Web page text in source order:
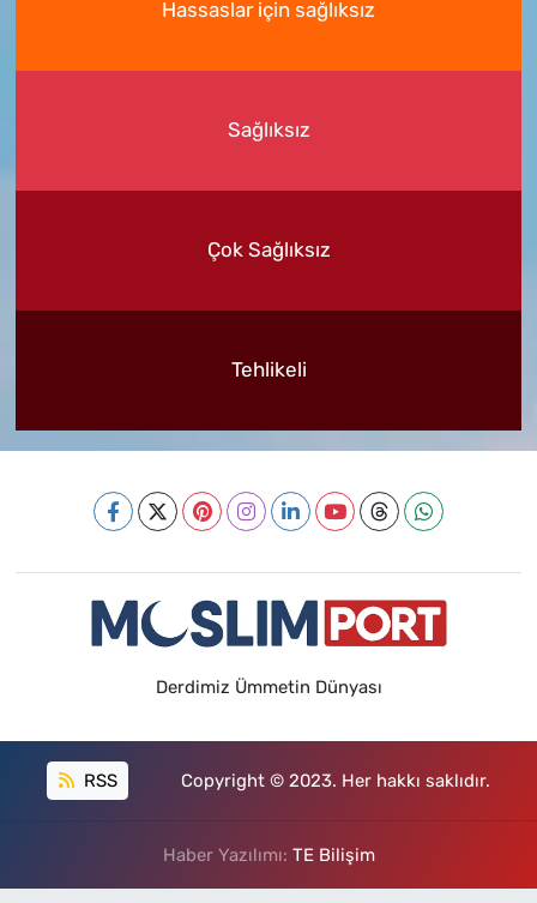
Hassaslar için sağlıksız
Sağlıksız
Çok Sağlıksız
Tehlikeli
Derdimiz Ümmetin Dünyası
RSS Copyright © 2023. Her hakkı saklıdır.
Haber Yazılımı: TE Bilişim